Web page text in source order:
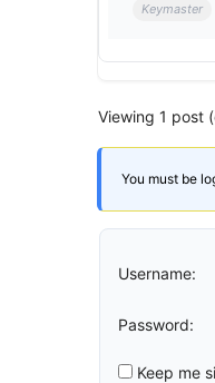
Keymaster
Viewing 1 post
You must be
Username:
Password:
Keep me